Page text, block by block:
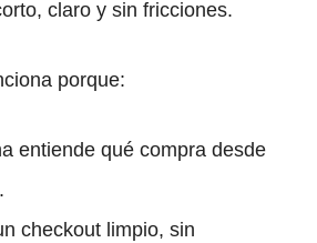
claro y sin fricciones.
porque:
entiende qué compra desde
checkout limpio, sin